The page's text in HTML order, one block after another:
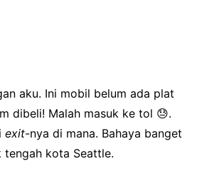
aku. Ini mobil belum ada plat
dibeli! Malah masuk ke tol 😓.
exit-nya di mana. Bahaya banget
tengah kota Seattle.